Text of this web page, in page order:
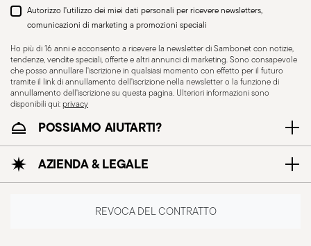
Autorizzo l'utilizzo dei miei dati personali per ricevere newsletters,
comunicazioni di marketing a promozioni speciali
Ho più di 16 anni e acconsento a ricevere la newsletter di Sambonet con notizie,
tendenze, vendite speciali, offerte e altri annunci di marketing. Sono consapevole
che posso annullare l'iscrizione in qualsiasi momento con effetto per il futuro
tramite il link di annullamento dell'iscrizione nella newsletter o la funzione di
annullamento dell'iscrizione su questa pagina. Ulteriori informazioni sono
disponibili qui:privacy
POSSIAMO AIUTARTI?
AZIENDA & LEGALE
REVOCA DEL CONTRATTO